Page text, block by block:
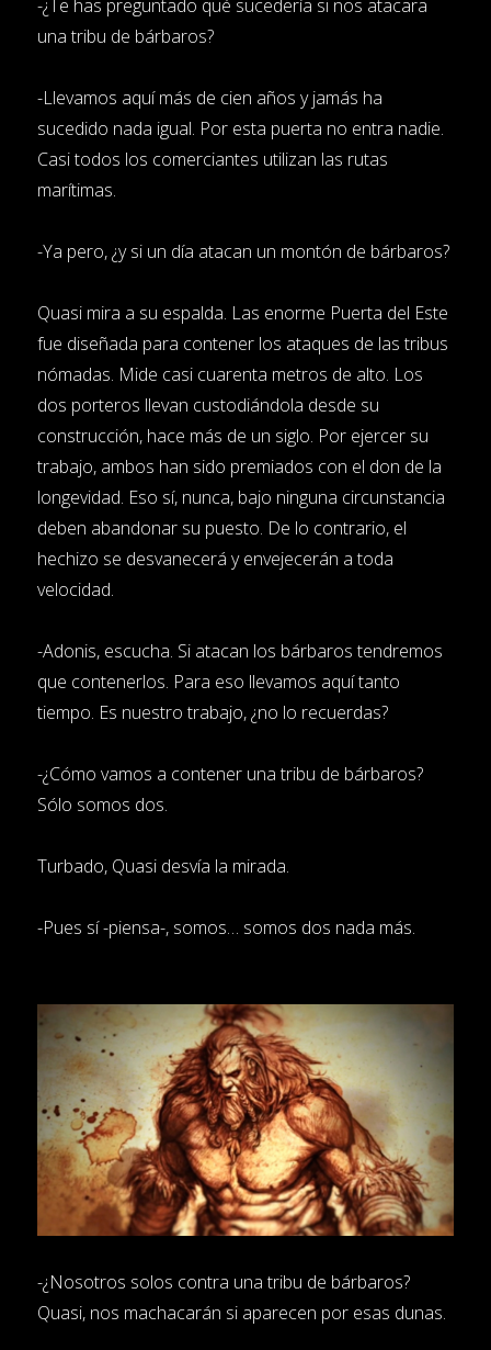
-¿Te has preguntado qué sucedería si nos atacara
una tribu de bárbaros?
-Llevamos aquí más de cien años y jamás ha
sucedido nada igual. Por esta puerta no entra nadie.
Casi todos los comerciantes utilizan las rutas
marítimas.
-Ya pero, ¿y si un día atacan un montón de bárbaros?
Quasi mira a su espalda. Las enorme Puerta del Este
fue diseñada para contener los ataques de las tribus
nómadas. Mide casi cuarenta metros de alto. Los
dos porteros llevan custodiándola desde su
construcción, hace más de un siglo. Por ejercer su
trabajo, ambos han sido premiados con el don de la
longevidad. Eso sí, nunca, bajo ninguna circunstancia
deben abandonar su puesto. De lo contrario, el
hechizo se desvanecerá y envejecerán a toda
velocidad.
-Adonis, escucha. Si atacan los bárbaros tendremos
que contenerlos. Para eso llevamos aquí tanto
tiempo. Es nuestro trabajo, ¿no lo recuerdas?
-¿Cómo vamos a contener una tribu de bárbaros?
Sólo somos dos.
Turbado, Quasi desvía la mirada.
-Pues sí -piensa-, somos… somos dos nada más.
-¿Nosotros solos contra una tribu de bárbaros?
Quasi, nos machacarán si aparecen por esas dunas.